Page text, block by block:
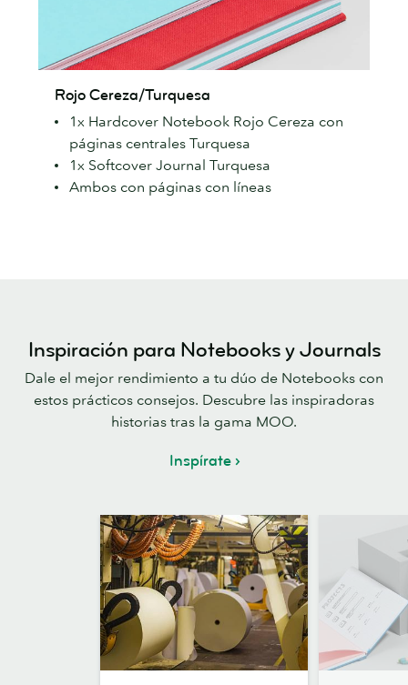
Cereza/Turquesa
Rojo Cereza/Turquesa
1x Hardcover Notebook Rojo Cereza con
páginas centrales Turquesa
1x Softcover Journal Turquesa
Ambos con páginas con líneas
Inspiración para Notebooks y Journals
Dale el mejor rendimiento a tu dúo de Notebooks con
estos prácticos consejos. Descubre las inspiradoras
historias tras la gama MOO.
Inspírate